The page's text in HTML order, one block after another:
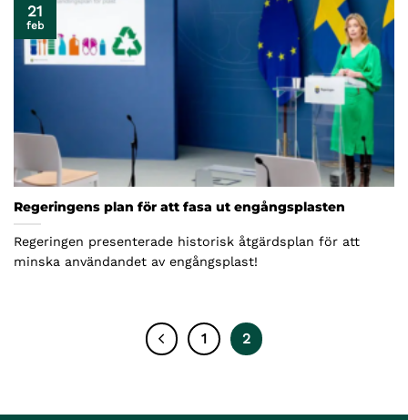
Regeringens plan för att fasa ut engångsplasten
Regeringen presenterade historisk åtgärdsplan för att
minska användandet av engångsplast!
21
feb
1 2